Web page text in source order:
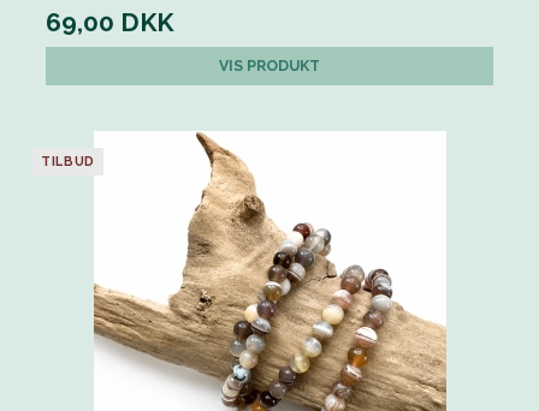
69,00 DKK
VIS PRODUKT
TILBUD